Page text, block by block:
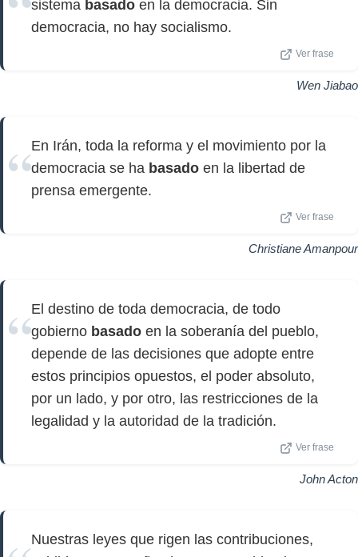
sistema basado en la democracia. Sin
democracia, no hay socialismo.
Ver frase
Wen Jiabao
En Irán, toda la reforma y el movimiento por la
democracia se ha basado en la libertad de
prensa emergente.
Ver frase
Christiane Amanpour
El destino de toda democracia, de todo
gobierno basado en la soberanía del pueblo,
depende de las decisiones que adopte entre
estos principios opuestos, el poder absoluto,
por un lado, y por otro, las restricciones de la
legalidad y la autoridad de la tradición.
Ver frase
John Acton
Nuestras leyes que rigen las contribuciones,